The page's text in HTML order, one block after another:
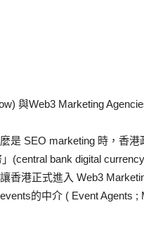
與Web3 Marketing
是 SEO marketing 時，香港
(central bank digital
香港正式進入 Web3
的中介 ( Event Agents ;